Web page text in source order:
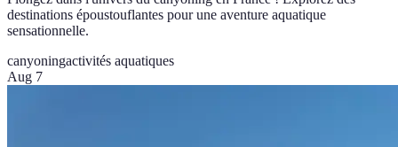
destinations époustouflantes pour une aventure aquatique
sensationnelle.
canyoningactivités aquatiques
Aug 7